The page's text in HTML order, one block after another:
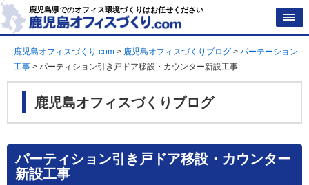
鹿児島県でのオフィス環境づくりはお任せください
鹿児島オフィスづくり.com > 鹿児島オフィスづくりブログ > パーテーション
工事 > パーティション引き戸ドア移設・カウンター新設工事
鹿児島オフィスづくりブログ
パーティション引き戸ドア移設・カウンター
新設工事